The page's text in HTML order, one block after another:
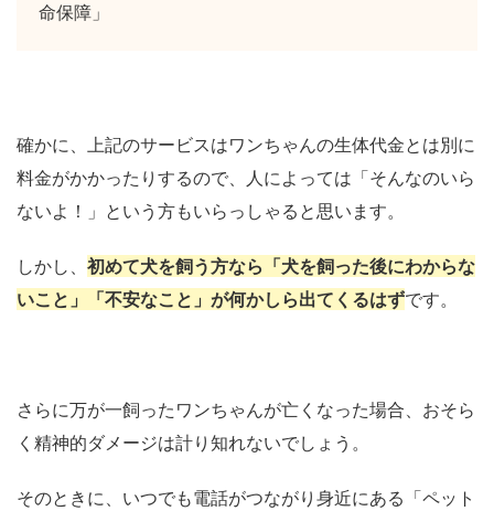
命保障」
確かに、上記のサービスはワンちゃんの生体代金とは別に
料金がかかったりするので、人によっては「そんなのいら
ないよ！」という方もいらっしゃると思います。
しかし、 初めて犬を飼う方なら「犬を飼った後にわからな
いこと」「不安なこと」が何かしら出てくるはずです。
さらに万が一飼ったワンちゃんが亡くなった場合、おそら
く精神的ダメージは計り知れないでしょう。
そのときに、いつでも電話がつながり身近にある「ペット